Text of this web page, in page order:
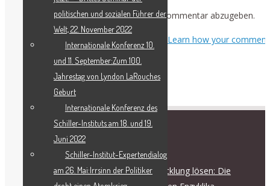
angemeldetsein, um einen Kommentar abzugeben.
This site uses Akismet to reduce spam. Learn how your comment
data is processed.
RECENT POSTS
Die Flüchtlingskrise durch Entwicklung lösen: Die
politischen und sozialen Führer der
Welt, 22. November 2022
Internationale Konferenz 10.
und 11. September:Zum 100.
Jahrestag von Lyndon LaRouches
Geburt
Internationale Konferenz des
Schiller-Instituts am 18. und 19.
Juni 2022
Schiller-Institut-Expertendialog
am 26. Mai:Irrsinn der Politiker